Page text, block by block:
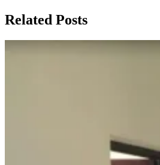
Related Posts